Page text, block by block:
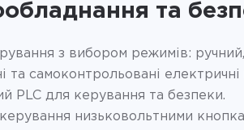
та
з вибором режимів:
та самоконтрольовані електричні
PLC для керування та безпеки.
низьковольтними